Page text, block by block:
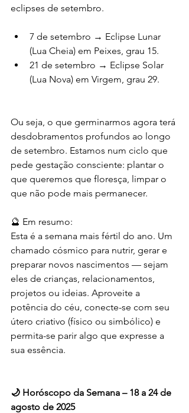
eclipses de setembro.
7 de setembro → Eclipse Lunar
(Lua Cheia) em Peixes, grau 15.
21 de setembro → Eclipse Solar
(Lua Nova) em Virgem, grau 29.
Ou seja, o que germinarmos agora terá
desdobramentos profundos ao longo
de setembro. Estamos num ciclo que
pede gestação consciente: plantar o
que queremos que floresça, limpar o
que não pode mais permanecer.
🔮 Em resumo:
Esta é a semana mais fértil do ano. Um
chamado cósmico para nutrir, gerar e
preparar novos nascimentos — sejam
eles de crianças, relacionamentos,
projetos ou ideias. Aproveite a
potência do céu, conecte-se com seu
útero criativo (físico ou simbólico) e
permita-se parir algo que expresse a
sua essência.
🌙 Horóscopo da Semana – 18 a 24 de
agosto de 2025